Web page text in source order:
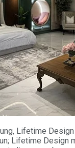
Lifetime
Lifetime Design